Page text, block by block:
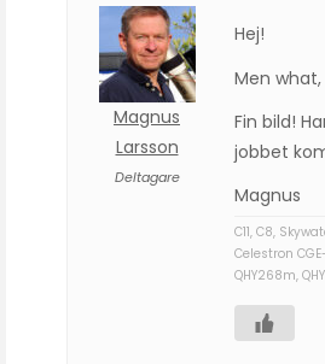
Magnus
Larsson
Deltagare
Hej!
Men
Fin bild!
jobbet
Magnus
C11, C8,
Celestron
QHY268m,